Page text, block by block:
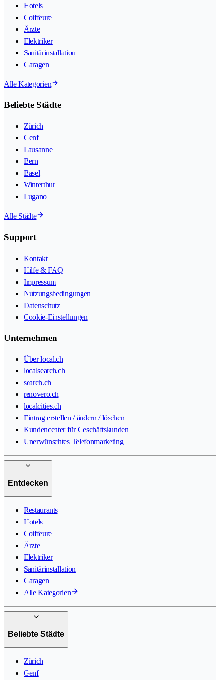
Hotels
Coiffeure
Ärzte
Elektriker
Sanitärinstallation
Garagen
Alle Kategorien
Beliebte Städte
Zürich
Genf
Lausanne
Bern
Basel
Winterthur
Lugano
Alle Städte
Support
Kontakt
Hilfe & FAQ
Impressum
Nutzungsbedingungen
Datenschutz
Cookie-Einstellungen
Unternehmen
Über local.ch
localsearch.ch
search.ch
renovero.ch
localcities.ch
Eintrag erstellen / ändern / löschen
Kundencenter für Geschäftskunden
Unerwünschtes Telefonmarketing
Entdecken
Restaurants
Hotels
Coiffeure
Ärzte
Elektriker
Sanitärinstallation
Garagen
Alle Kategorien
Beliebte Städte
Zürich
Genf